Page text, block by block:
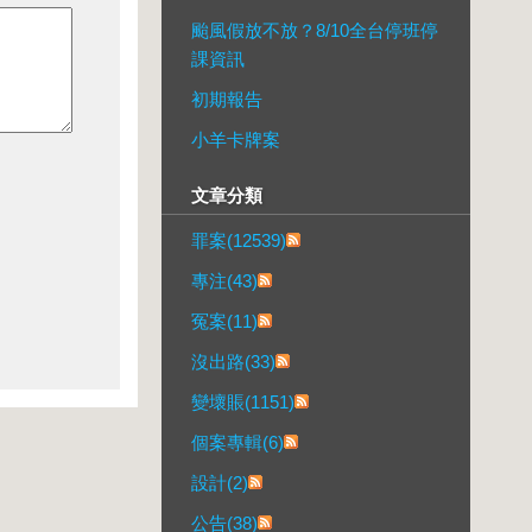
颱風假放不放？8/10全台停班停
課資訊
初期報告
小羊卡牌案
文章分類
罪案(12539)
專注(43)
冤案(11)
沒出路(33)
變壞賬(1151)
個案專輯(6)
設計(2)
公告(38)